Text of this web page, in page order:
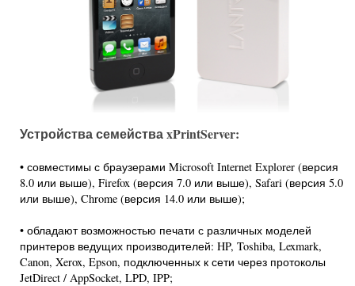
Устройства семейства xPrintServer:
• совместимы с браузерами Microsoft Internet Explorer (версия
8.0 или выше), Firefox (версия 7.0 или выше), Safari (версия 5.0
или выше), Chrome (версия 14.0 или выше);
• обладают возможностью печати с различных моделей
принтеров ведущих производителей: HP, Toshiba, Lexmark,
Canon, Xerox, Epson, подключенных к сети через протоколы
JetDirect / AppSocket, LPD, IPP;